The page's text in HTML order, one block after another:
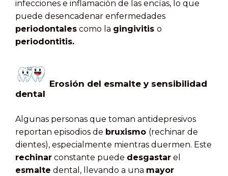
infecciones e inflamación de las encías, lo que
puede desencadenar enfermedades
periodontales como la gingivitis o
periodontitis.
Erosión del esmalte y sensibilidad
dental
Algunas personas que toman antidepresivos
reportan episodios de bruxismo (rechinar de
dientes), especialmente mientras duermen. Este
rechinar constante puede desgastar el
esmalte dental, llevando a una mayor